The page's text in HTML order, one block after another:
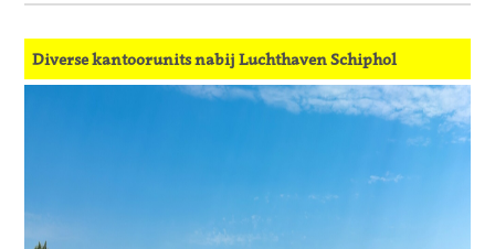
Diverse kantoorunits nabij Luchthaven Schiphol